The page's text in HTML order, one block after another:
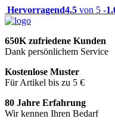
Hervorragend4.5 von 5 -
650K zufriedene Kunden
Dank persönlichem Service
Kostenlose Muster
Für Artikel bis zu 5 €
80 Jahre Erfahrung
Wir kennen Ihren Bedarf